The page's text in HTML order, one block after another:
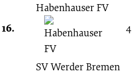
16.
Habenhauser FV
4
SV Werder Bremen